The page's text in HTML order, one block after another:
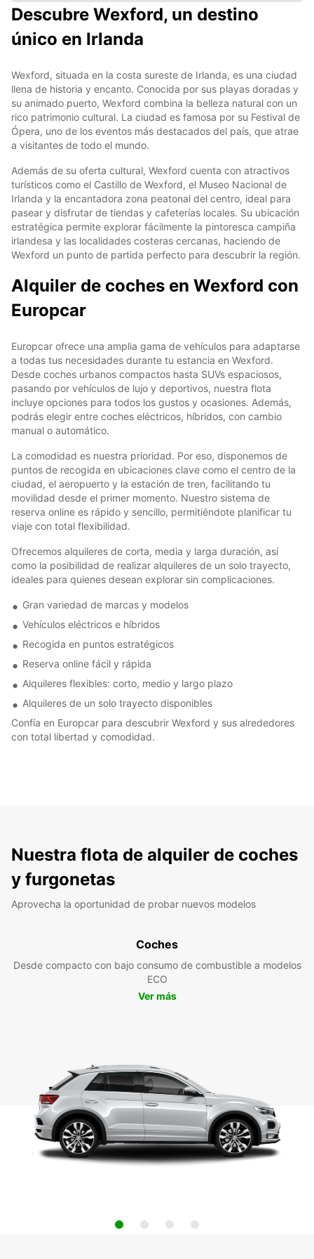
Descubre Wexford, un destino
único en Irlanda
Wexford, situada en la costa sureste de Irlanda, es una ciudad
llena de historia y encanto. Conocida por sus playas doradas y
su animado puerto, Wexford combina la belleza natural con un
rico patrimonio cultural. La ciudad es famosa por su Festival de
Ópera, uno de los eventos más destacados del país, que atrae
a visitantes de todo el mundo.
Además de su oferta cultural, Wexford cuenta con atractivos
turísticos como el Castillo de Wexford, el Museo Nacional de
Irlanda y la encantadora zona peatonal del centro, ideal para
pasear y disfrutar de tiendas y cafeterías locales. Su ubicación
estratégica permite explorar fácilmente la pintoresca campiña
irlandesa y las localidades costeras cercanas, haciendo de
Wexford un punto de partida perfecto para descubrir la región.
Alquiler de coches en Wexford con
Europcar
Europcar ofrece una amplia gama de vehículos para adaptarse
a todas tus necesidades durante tu estancia en Wexford.
Desde coches urbanos compactos hasta SUVs espaciosos,
pasando por vehículos de lujo y deportivos, nuestra flota
incluye opciones para todos los gustos y ocasiones. Además,
podrás elegir entre coches eléctricos, híbridos, con cambio
manual o automático.
La comodidad es nuestra prioridad. Por eso, disponemos de
puntos de recogida en ubicaciones clave como el centro de la
ciudad, el aeropuerto y la estación de tren, facilitando tu
movilidad desde el primer momento. Nuestro sistema de
reserva online es rápido y sencillo, permitiéndote planificar tu
viaje con total flexibilidad.
Ofrecemos alquileres de corta, media y larga duración, así
como la posibilidad de realizar alquileres de un solo trayecto,
ideales para quienes desean explorar sin complicaciones.
Gran variedad de marcas y modelos
Vehículos eléctricos e híbridos
Recogida en puntos estratégicos
Reserva online fácil y rápida
Alquileres flexibles: corto, medio y largo plazo
Alquileres de un solo trayecto disponibles
Confía en Europcar para descubrir Wexford y sus alrededores
con total libertad y comodidad.
Nuestra flota de alquiler de coches
y furgonetas
Aprovecha la oportunidad de probar nuevos modelos
Coches
Desde compacto con bajo consumo de combustible a modelos
ECO
Ver más